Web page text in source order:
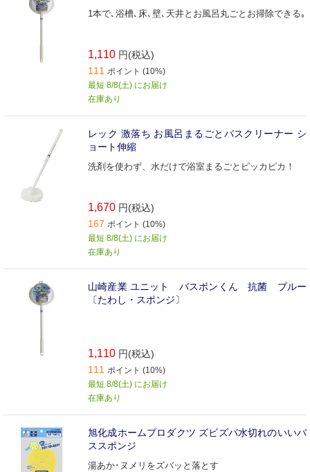
1本で､浴槽､床､壁､天井とお風呂丸ごとお掃除できる｡
1,110 円(税込)
111 ポイント (10%)
最短 8/8(土) にお届け
在庫あり
レック 激落ち お風呂まるごとバスクリーナー シ
ョート伸縮
洗剤を使わず、水だけで浴室まるごとピッカピカ！
1,670 円(税込)
167 ポイント (10%)
最短 8/8(土) にお届け
在庫あり
山崎産業 ユニット バスボンくん 抗菌 ブルー
〔たわし・スポンジ〕
1,110 円(税込)
111 ポイント (10%)
最短 8/8(土) にお届け
在庫あり
旭化成ホームプロダクツ ズビズバ水切れのいいバ
ススポンジ
湯あか･ヌメリをズバッと落とす